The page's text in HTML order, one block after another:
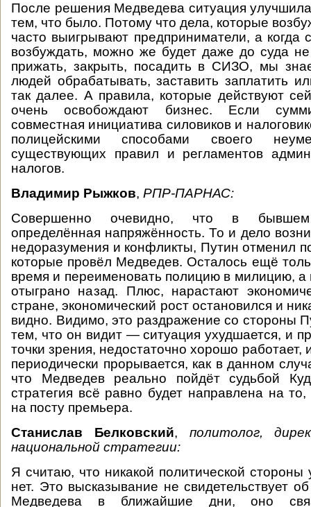
После решения Медведева ситуация
тем, что было. Потому что дела, которые
часто выигрывают предприниматели, а когда
возбуждать, можно же будет даже до суда
прижать, закрыть, посадить в СИЗО, мы
людей обрабатывать, заставить заплатить
так далее. А правила, которые действуют
очень освобождают бизнес. Если
совместная инициатива силовиков и
полицейскими способами своего
существующих правил и регламентов
налогов.
Владимир Рыжков, РПР-ПАРНАС:
Совершенно очевидно, что в
определённая напряжённость. То и дело
недоразумения и конфликты, Путин отменил
которые провёл Медведев. Осталось ещё
время и переименовать полицию в милицию, а
отыграно назад. Плюс, нарастают
стране, экономический рост остановился и
видно. Видимо, это раздражение со стороны
тем, что он видит — ситуация ухудшается, и
точки зрения, недостаточно хорошо работает,
периодически прорывается, как в данном
что Медведев реально пойдёт судьбой
стратегия всё равно будет направлена на
на посту премьера.
Станислав Белковский, политолог,
национальной стратегии:
Я считаю, что никакой политической стороны
нет. Это высказывание не свидетельствует
Медведева в ближайшие дни, оно